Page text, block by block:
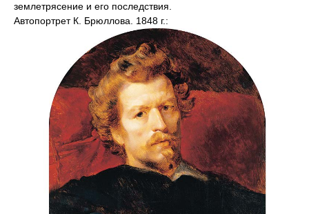
землетрясение и его последствия.
Автопортрет К. Брюллова. 1848 г.: